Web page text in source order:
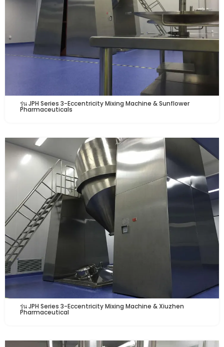
รุ่น JPH Series 3-Eccentricity Mixing Machine & Sunflower
Pharmaceuticals
รุ่น JPH Series 3-Eccentricity Mixing Machine & Xiuzhen
Pharmaceutical